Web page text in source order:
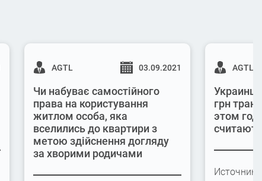
AGTL 03.09.2021
Чи набуває самостійного
права на користування
житлом особа, яка
вселились до квартири з
метою здійснення догляду
за хворими родичами
AGTL
грн
этом
Источник